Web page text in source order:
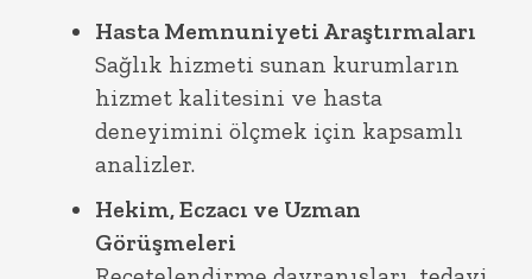
Hasta Memnuniyeti Araştırmaları
Sağlık hizmeti sunan kurumların
hizmet kalitesini ve hasta
deneyimini ölçmek için kapsamlı
analizler.
Hekim, Eczacı ve Uzman
Görüşmeleri